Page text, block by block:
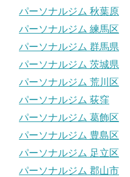
パーソナルジム 秋葉原
パーソナルジム 練馬区
パーソナルジム 群馬県
パーソナルジム 茨城県
パーソナルジム 荒川区
パーソナルジム 荻窪
パーソナルジム 葛飾区
パーソナルジム 豊島区
パーソナルジム 足立区
パーソナルジム 郡山市